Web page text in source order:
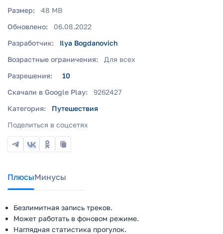
Размер:
48 MB
Обновлено:
06.08.2022
Разработчик:
Ilya Bogdanovich
Возрастные ограничения:
Для всех
Разрешения:
10
Скачали в Google Play:
9262427
Категория:
Путешествия
Поделиться в соцсетях
ПлюсыМинусы
Безлимитная запись треков.
Может работать в фоновом режиме.
Наглядная статистика прогулок.